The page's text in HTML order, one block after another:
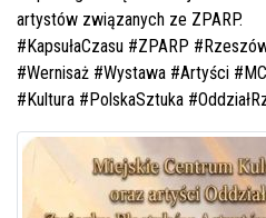
artystów związanych ze ZPARP.
#KapsułaCzasu #ZPARP
#Wernisaż #Wystawa #Artyści
#Kultura #PolskaSztuka